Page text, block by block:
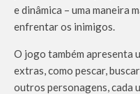
e dinâmica – uma maneira
enfrentar os inimigos.
O jogo também apresenta
extras, como pescar,
outros personagens, cada